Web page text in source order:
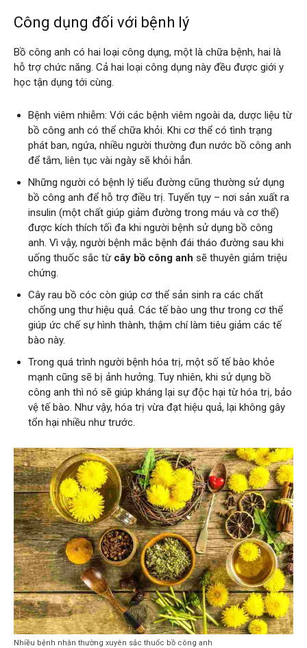
Công dụng đối với bệnh lý
Bồ công anh có hai loại công dụng, một là chữa bệnh, hai là
hỗ trợ chức năng. Cả hai loại công dụng này đều được giới y
học tận dụng tới cùng.
Bệnh viêm nhiễm: Với các bệnh viêm ngoài da, dược liệu từ
bồ công anh có thể chữa khỏi. Khi cơ thể có tình trạng
phát ban, ngứa, nhiều người thường đun nước bồ công anh
để tắm, liên tục vài ngày sẽ khỏi hẳn.
Những người có bệnh lý tiểu đường cũng thường sử dụng
bồ công anh để hỗ trợ điều trị. Tuyến tụy – nơi sản xuất ra
insulin (một chất giúp giảm đường trong máu và cơ thể)
được kích thích tối đa khi người bệnh sử dụng bồ công
anh. Vì vậy, người bệnh mắc bệnh đái tháo đường sau khi
uống thuốc sắc từ cây bồ công anh sẽ thuyên giảm triệu
chứng.
Cây rau bồ cóc còn giúp cơ thể sản sinh ra các chất
chống ung thư hiệu quả. Các tế bào ung thư trong cơ thể
giúp ức chế sự hình thành, thậm chí làm tiêu giảm các tế
bào này.
Trong quá trình người bệnh hóa trị, một số tế bào khỏe
mạnh cũng sẽ bị ảnh hưởng. Tuy nhiên, khi sử dụng bồ
công anh thì nó sẽ giúp kháng lại sự độc hại từ hóa trị, bảo
vệ tế bào. Như vậy, hóa trị vừa đạt hiệu quả, lại không gây
tổn hại nhiều như trước.
Nhiều bệnh nhân thường xuyên sắc thuốc bồ công anh